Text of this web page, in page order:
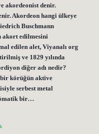
akordeonist denir.
Akordeon hangi ülkeye
Buschmann
akort edilmesini
edilen alet, Viyanalı org
ve 1829 yılında
diğer adı nedir?
körüğün aktive
serbest metal
bir…